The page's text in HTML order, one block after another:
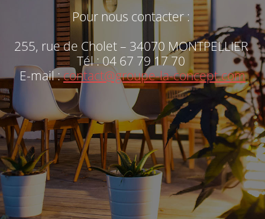
Pour nous contacter :
255, rue de Cholet – 34070 MONTPELLIER
Tél : 04 67 79 17 70
E-mail :contact@groupe-la-concept.com